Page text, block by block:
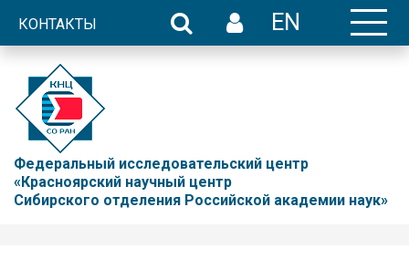
КОНТАКТЫ EN
Федеральный исследовательский центр
«Красноярский научный центр
Сибирского отделения Российской академии наук»